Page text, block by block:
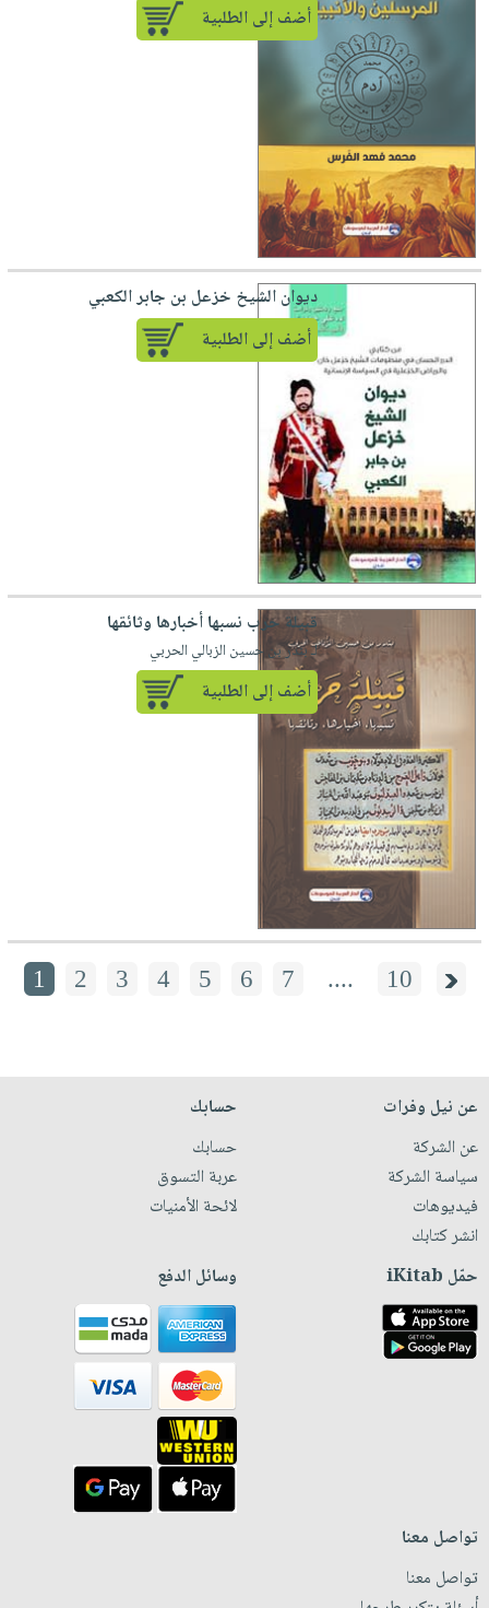
أضف إلى الطلبية
ديوان الشيخ خزعل بن جابر الكعبي
أضف إلى الطلبية
قبيلة حرب نسبها أخبارها وثائقها
لـ بندر بن حسين الزبالي الحربي
أضف إلى الطلبية
1 2 3 4 5 6 7 .... 10
عن نيل وفرات
عن الشركة
سياسة الشركة
فيديوهات
انشر كتابك
حسابك
حسابك
عربة التسوق
لائحة الأمنيات
حمّل iKitab وسائل الدفع
تواصل معنا
تواصل معنا